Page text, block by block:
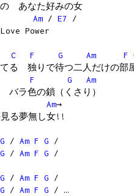
あなた好みの女
Am / E7
/
Power
C F G Am F
る 独りで待つ二人だけの部
F G
Am
バラ色の鎖（くさり）
Am→
る夢無し女!!
G / Am F G /
G / Am F G /
G / Am F G /
G / Am F G / …